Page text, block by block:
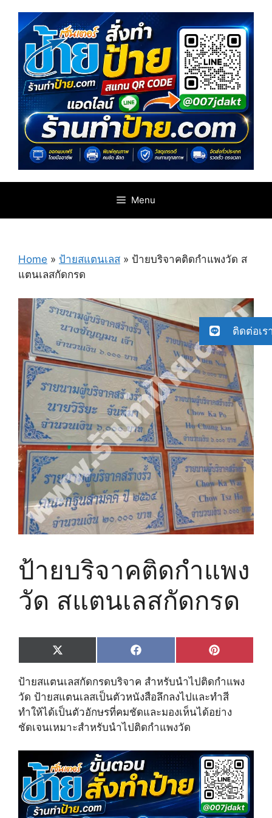
content
Menu
Home » ป้ายสแตนเลส » ป้ายบริจาคติดกำแพงวัด ส
แตนเลสกัดกรด
ป้ายบริจาคติดกำแพง
วัด สแตนเลสกัดกรด
Share
on
X
(
w
i
t
t
e
)
Share
on
F
a
e
b
o
k
Share
on
P
i
n
t
e
r
e
ป้ายสแตนเลสกัดกรดบริจาค สำหรับนำไปติดกำแพง
วัด ป้ายสแตนเลสเป็นตัวหนังสือลึกลงไปและทำสี
ทำให้ได้เป็นตัวอักษรที่คมชัดและมองเห็นได้อย่าง
ชัดเจนเหมาะสำหรับนำไปติดกำแพงวัด
ติดต่อเร